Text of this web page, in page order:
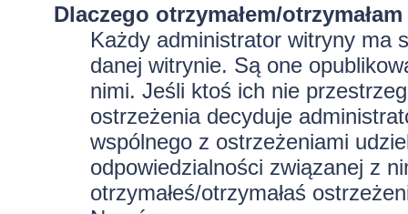
Dlaczego otrzymałem/
Każdy administrator witryny ma
danej witrynie. Są one
nimi. Jeśli ktoś ich nie
ostrzeżenia decyduje
wspólnego z ostrzeżeniami
odpowiedzialności związanej z
otrzymałeś/otrzymałaś